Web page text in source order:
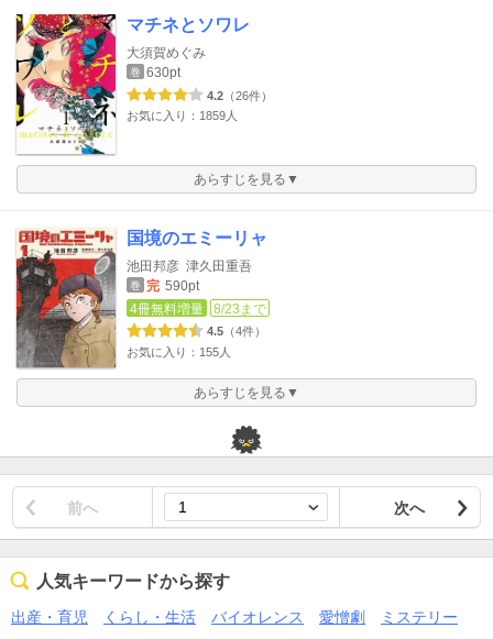
マチネとソワレ
大須賀めぐみ
巻 630pt
4.2 （26件）
お気に入り：1859人
あらすじを見る▼
国境のエミーリャ
池田邦彦 津久田重吾
巻 完 590pt
4冊無料増量
8/23まで
4.5 （4件）
お気に入り：155人
あらすじを見る▼
前へ 次へ
人気キーワードから探す
出産・育児 くらし・生活 バイオレンス 愛憎劇
ミステリー